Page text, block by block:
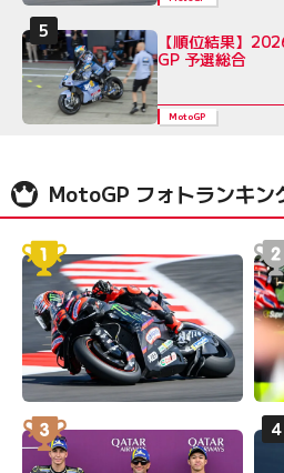
【順位結果】
GP 予選総合
MotoGP
MotoGP フォトランキン